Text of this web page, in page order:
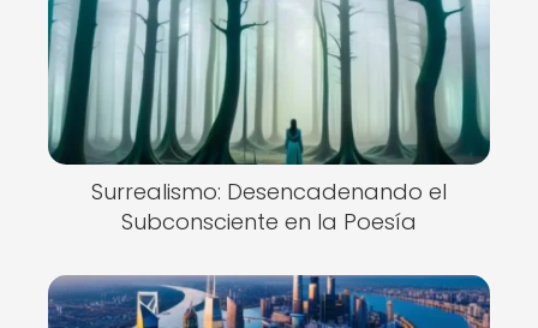
Surrealismo: Desencadenando el
Subconsciente en la Poesía